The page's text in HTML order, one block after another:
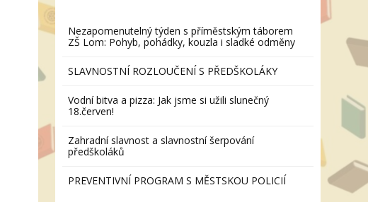
Nezapomenutelný týden s příměstským táborem
ZŠ Lom: Pohyb, pohádky, kouzla i sladké odměny
SLAVNOSTNÍ ROZLOUČENÍ S PŘEDŠKOLÁKY
Vodní bitva a pizza: Jak jsme si užili slunečný
18.červen!
Zahradní slavnost a slavnostní šerpování
předškoláků
PREVENTIVNÍ PROGRAM S MĚSTSKOU POLICIÍ